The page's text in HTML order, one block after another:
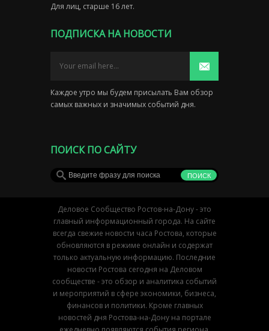
Для лиц, старше 16 лет.
ПОДПИСКА НА НОВОСТИ
Каждое утро мы будем присылать Вам обзор
самых важных и значимых событий дня.
ПОИСК ПО САЙТУ
Деловое Сообщество Ростов-на-Дону - это
главный информационный города. На сайте
всегда свежие новости часа Ростова, которые
обновляются в режиме онлайн и содержат
только актуальную информацию. Последние
новости Ростова сегодня на Деловом
сообществе - это обзор и аналитика событий
и мероприятий в сфере экономики, бизнеса,
финансов и политики. Кроме главных
новостей дня Ростова-на-Дону на портале